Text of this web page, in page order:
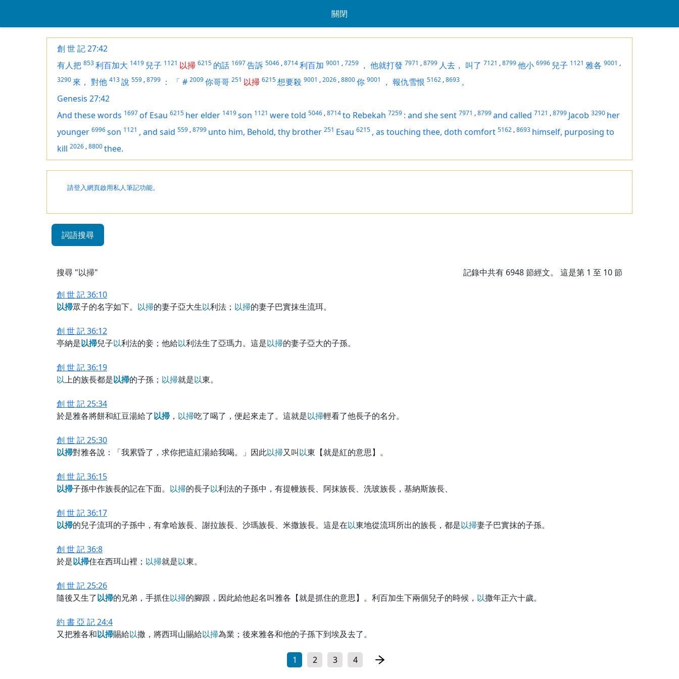
關閉
創 世 記 27:42
有人把 853利百加大 1419 兒子 1121 以掃 6215 的話 1697告訴 5046 ,8714利百加 9001 ,7259 ， 他就打發 7971 ,8799 人去， 叫了 7121 ,8799他小 6996 兒子 1121 雅各 9001 ,
3290 來， 對他 413說 559 ,8799 ： 「 # 2009你哥哥 251 以掃 6215想要殺 9001 ,2026 ,8800你 9001 ， 報仇雪恨 5162 ,8693 。
Genesis 27:42
And these words 1697of Esau 6215 her elder 1419son 1121 were told 5046 ,8714to Rebekah 7259 : and she sent 7971 ,8799and called 7121 ,8799 Jacob 3290 her
younger 6996son 1121 , and said 559 ,8799 unto him, Behold, thy brother 251 Esau 6215 , as touching thee, doth comfort 5162 ,8693 himself, purposing to
kill 2026 ,8800thee.
請登入網頁啟用私人筆記功能。
詞語搜尋
搜尋 "以掃" 記錄中共有 6948節經文。 這是第 1 至 10 節
創 世 記 36:10
以掃眾子的名字如下。 以掃的妻子亞大生以利法； 以掃的妻子巴實抹生流珥。
創 世 記 36:12
亭納是以掃兒子以利法的妾；他給以利法生了亞瑪力。這是以掃的妻子亞大的子孫。
創 世 記 36:19
以上的族長都是以掃的子孫； 以掃就是以東。
創 世 記 25:34
於是雅各將餅和紅豆湯給了以掃 ， 以掃吃了喝了，便起來走了。這就是以掃輕看了他長子的名分。
創 世 記 25:30
以掃對雅各說：「我累昏了，求你把這紅湯給我喝。」因此以掃又叫以東【就是紅的意思】。
創 世 記 36:15
以掃子孫中作族長的記在下面。 以掃的長子以利法的子孫中，有提幔族長、阿抹族長、洗玻族長，基納斯族長、
創 世 記 36:17
以掃的兒子流珥的子孫中，有拿哈族長、謝拉族長、沙瑪族長、米撒族長。這是在以東地從流珥所出的族長，都是以掃妻子巴實抹的子孫。
創 世 記 36:8
於是以掃住在西珥山裡； 以掃就是以東。
創 世 記 25:26
隨後又生了以掃的兄弟，手抓住以掃的腳跟，因此給他起名叫雅各【就是抓住的意思】。利百加生下兩個兒子的時候， 以撒年正六十歲。
約 書 亞 記 24:4
又把雅各和以掃賜給以撒，將西珥山賜給以掃為業；後來雅各和他的子孫下到埃及去了。
1 2 3 4